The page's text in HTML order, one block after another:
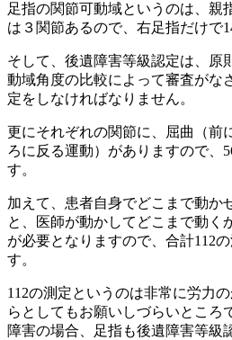
足指の関節可動域というのは、親
は３関節あるので、右足指だけで
そして、後遺障害等級認定は、原
動域角度の比較によって審査がな
定をしなければなりません。
更にそれぞれの関節に、屈曲（前
ろに反る運動）がありますので、
す。
加えて、患者自身でどこまで動か
と、医師が動かしてどこまで動く
が必要となりますので、合計112
す。
112の測定というのは非常に労力
らとしてもお願いしづらいところ
障害の場合、足指も後遺障害等級